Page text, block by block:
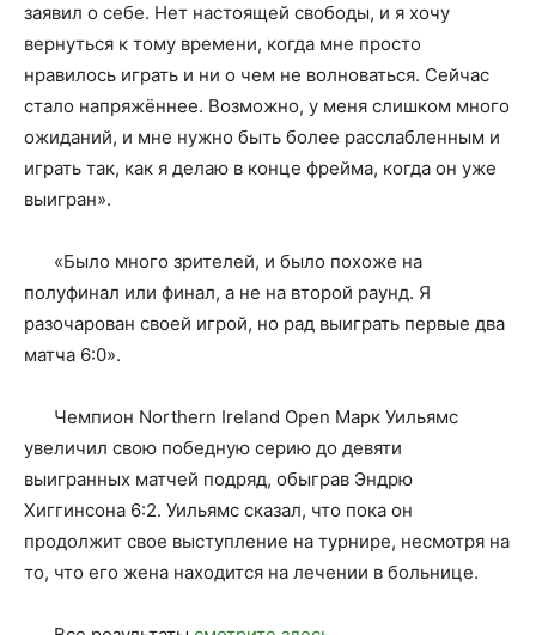
заявил о себе. Нет настоящей свободы, и я хочу
вернуться к тому времени, когда мне просто
нравилось играть и ни о чем не волноваться. Сейчас
стало напряжённее. Возможно, у меня слишком много
ожиданий, и мне нужно быть более расслабленным и
играть так, как я делаю в конце фрейма, когда он уже
выигран».
«Было много зрителей, и было похоже на
полуфинал или финал, а не на второй раунд. Я
разочарован своей игрой, но рад выиграть первые два
матча 6:0».
Чемпион Northern Ireland Open Марк Уильямс
увеличил свою победную серию до девяти
выигранных матчей подряд, обыграв Эндрю
Хиггинсона 6:2. Уильямс сказал, что пока он
продолжит свое выступление на турнире, несмотря на
то, что его жена находится на лечении в больнице.